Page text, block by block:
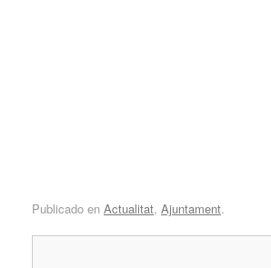
Publicado en Actualitat, Ajuntament.